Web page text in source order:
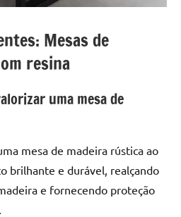
Mesas de
resina
uma mesa de
mesa de madeira rústica ao
brilhante e durável, realçando
e fornecendo proteção